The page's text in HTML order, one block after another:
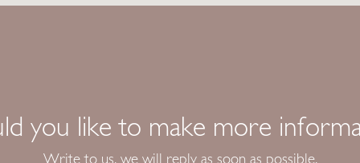
you like to make more
Write to us, we will reply as soon as possible.